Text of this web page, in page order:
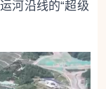
河沿线的“超级